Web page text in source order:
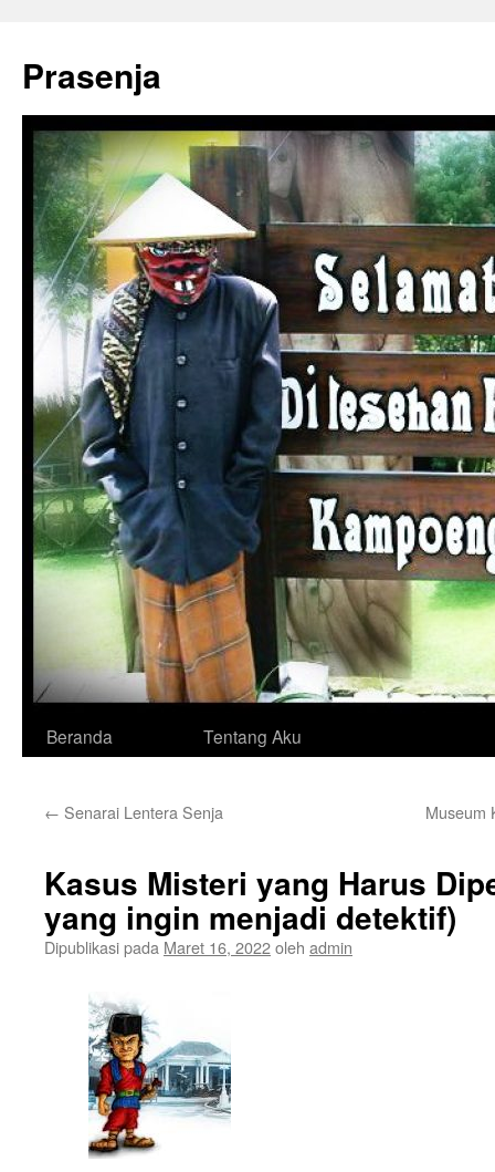
Prasenja
Langsung
isi
Beranda Tentang Aku
← Senarai Lentera Senja Museum
Kasus Misteri yang Harus
yang ingin menjadi detektif)
Dipublikasi pada Maret 16, 2022oleh admin